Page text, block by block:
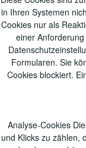
in Ihren Systemen
Cookies nur als
einer
Formularen. Sie
Cookies blockiert.
Analyse-Cookies
und Klicks zu zählen,